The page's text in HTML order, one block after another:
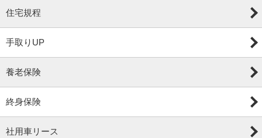
住宅規程
手取りUP
養老保険
終身保険
社用車リース